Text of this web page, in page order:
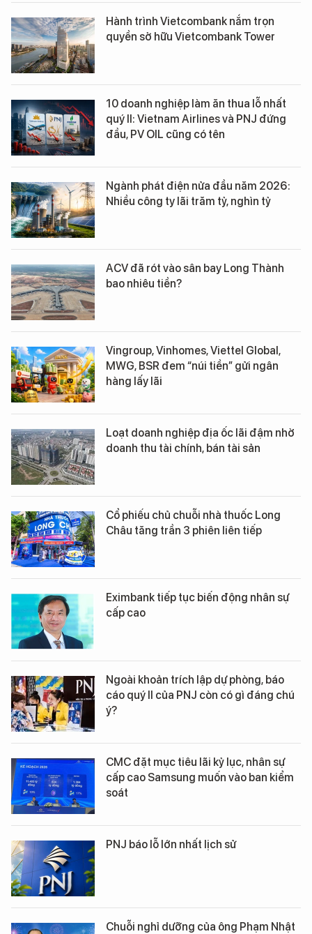
Hành trình Vietcombank nắm trọn
quyền sở hữu Vietcombank Tower
10 doanh nghiệp làm ăn thua lỗ nhất
quý II: Vietnam Airlines và PNJ đứng
đầu, PV OIL cũng có tên
Ngành phát điện nửa đầu năm 2026:
Nhiều công ty lãi trăm tỷ, nghìn tỷ
ACV đã rót vào sân bay Long Thành
bao nhiêu tiền?
Vingroup, Vinhomes, Viettel Global,
MWG, BSR đem “núi tiền” gửi ngân
hàng lấy lãi
Loạt doanh nghiệp địa ốc lãi đậm nhờ
doanh thu tài chính, bán tài sản
Cổ phiếu chủ chuỗi nhà thuốc Long
Châu tăng trần 3 phiên liên tiếp
Eximbank tiếp tục biến động nhân sự
cấp cao
Ngoài khoản trích lập dự phòng, báo
cáo quý II của PNJ còn có gì đáng chú
ý?
CMC đặt mục tiêu lãi kỷ lục, nhân sự
cấp cao Samsung muốn vào ban kiểm
soát
PNJ báo lỗ lớn nhất lịch sử
Chuỗi nghỉ dưỡng của ông Phạm Nhật